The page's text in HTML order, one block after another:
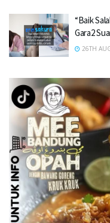
“Baik
Gara2
26TH